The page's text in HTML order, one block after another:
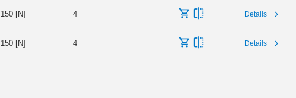
150 [N] 4 Details
150 [N] 4 Details